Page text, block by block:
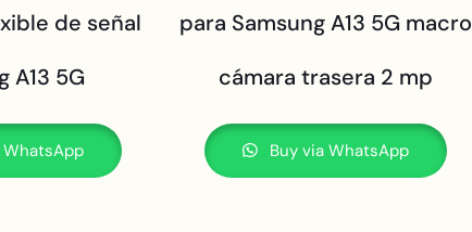
de señal
A13 5G
WhatsApp
para Samsung A13 5G macro
cámara trasera 2 mp
Buy via WhatsApp